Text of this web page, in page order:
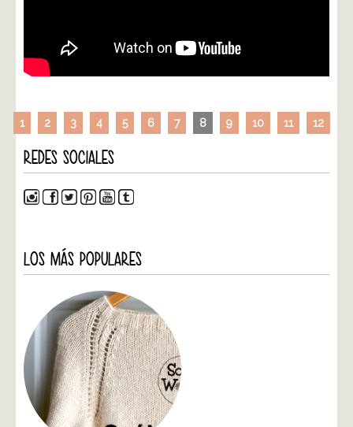
1 2 3 4 5 6 7 8 9 10 11 12
REDES SOCIALES
LOS MÁS POPULARES